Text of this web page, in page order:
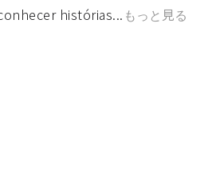
histórias... もっと見る